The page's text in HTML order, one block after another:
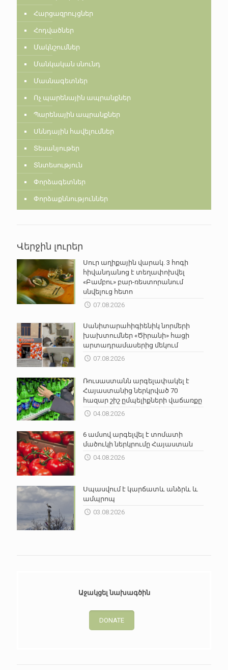
Հարցազրույցներ
Հոդվածներ
Մակնշումներ
Մանկական սնունդ
Մասնագետներ
Ոչ պարենային ապրանքներ
Պարենային ապրանքներ
Սննդային հավելումներ
Տեսանյութեր
Տնտեսություն
Փորձագետներ
Փորձաքննություններ
Վերջին լուրեր
Սուր աղիքային վարակ. 3 հոգի
հիվանդանոց է տեղափոխվել
«Բամբու» բար-ռեստորանում
սնվելուց հետո
07.08.2026
Սանիտարահիգիենիկ նորմերի
խախտումներ «Ծիրանի» հացի
արտադրամասերից մեկում
07.08.2026
Ռուսաստանն արգելափակել է
Հայաստանից ներկրված 70
հազար շիշ ըմպելիքների վաճառքը
04.08.2026
6 ամսով արգելվել է տոմատի
մածուկի ներկրումը Հայաստան
04.08.2026
Սպասվում է կարճատև անձրև և
ամպրոպ
03.08.2026
Աջակցել նախագծին
DONATE